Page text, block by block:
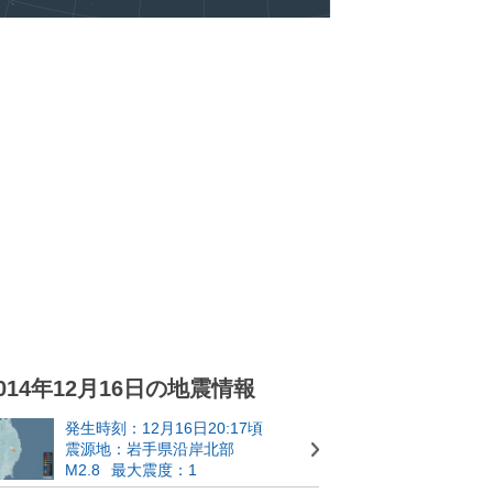
年12月16日の地震情報
発生時刻：12月16日20:17頃
震源地：岩手県沿岸北部
M2.8
最大震度：1